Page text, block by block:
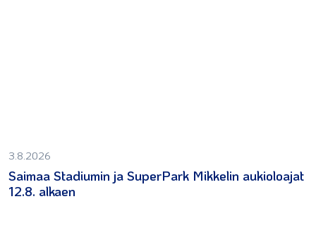
3.8.2026
Saimaa Stadiumin ja SuperPark Mikkelin aukioloajat
12.8. alkaen